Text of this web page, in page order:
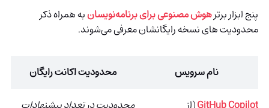
پنج ابزار برترهوش مصنوعی برای برنامه‌نویسانبه همراه ذکر
محدودیت های نسخه رایگانشان معرفی می‌شوند.
نام سرویس
محدودیت اکانت رایگان